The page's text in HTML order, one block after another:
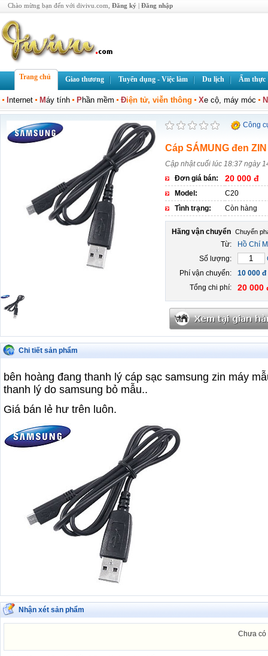
Chào mừng bạn đến với divivu.com, Đăng ký | Đăng nhập
Trang chủ Giao thương Tuyển dụng - Việc làm Du lịch Ẩm thực
nternet Máy tính Phần mềm Điện tử, viễn thông Xe cộ, máy móc N
Công
Cáp SÁMUNG đen
Cập nhật cuối lúc 18:37 ngày
Đơn giá bán:
20 000 đ
Model:
C20
Tình trạng:
Còn hàng
Hãng vận chuyển
Từ:
Hồ Chí
Số lượng:
Phí vận chuyển:
10 000 đ
Tổng chi phí:
20 000
Chi tiết sản phẩm
bên hoàng đang thanh lý cáp sạc samsung zin máy
thanh lý do samsung bỏ mẫu..
Giá bán lẻ hư trên luôn.
Nhận xét sản phẩm
Chưa có